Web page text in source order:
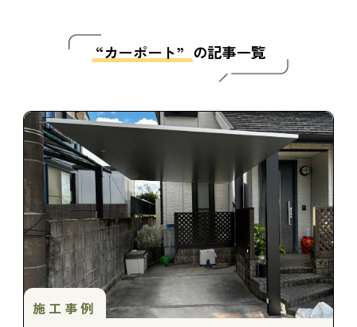
“カーポート” の記事一覧
施工事例